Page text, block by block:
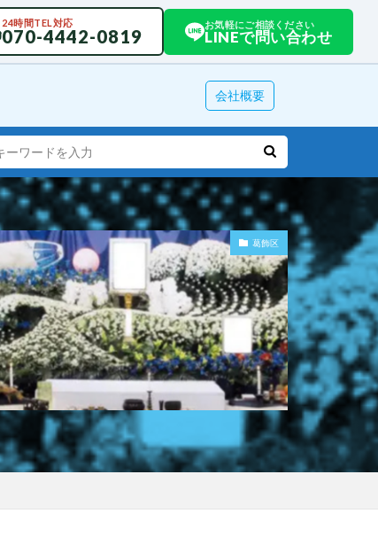
24時間TEL対応
070-4442-0819
お気軽にご相談ください
LINEで問い合わせ
会社概要
葛飾区